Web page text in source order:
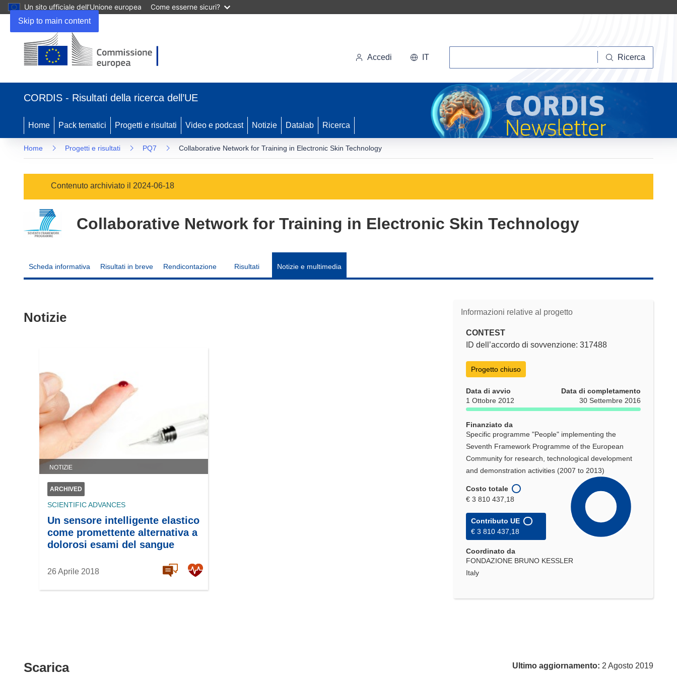
Skip to main content
Un sito ufficiale dell’Unione europea Come esserne sicuri?
in
nuova
finestra)
Accedi IT Ricerca
CORDIS - Risultati della ricerca dell’UE
Home Pack tematici Progetti e risultati Video e podcast Notizie Datalab Ricerca
Home Progetti e risultati PQ7 Collaborative Network for Training in Electronic Skin Technology
Contenuto archiviato il 2024-06-18
Collaborative Network for Training in Electronic Skin Technology
Scheda informativa Risultati in breve Rendicontazione Risultati Notizie e multimedia
Informazioni relative al progetto
CONTEST
ID dell’accordo di sovvenzione: 317488
Progetto chiuso
Data di avvio
1 Ottobre 2012
Data di completamento
30 Settembre 2016
Finanziato da
Specific programme "People" implementing the
Seventh Framework Programme of the European
Community for research, technological development
and demonstration activities (2007 to 2013)
Costo totale
€ 3 810 437,18
Contributo UE
€ 3 810 437,18
Coordinato da
FONDAZIONE BRUNO KESSLER
Italy
Notizie
NOTIZIE
ARCHIVED
SCIENTIFIC ADVANCES
Un sensore intelligente elastico
come promettente alternativa a
dolorosi esami del sangue
26 Aprile 2018
ScaricaScarica
Ultimo aggiornamento: 2 Agosto 2019